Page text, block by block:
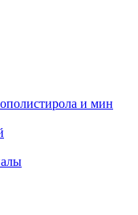
и мин